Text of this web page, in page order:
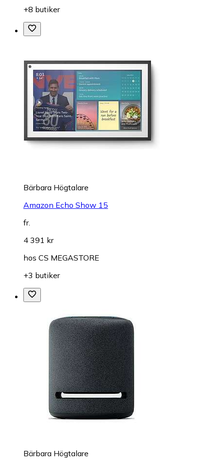
+8 butiker
Bärbara Högtalare
Amazon Echo Show 15
fr.
4 391 kr
hos CS MEGASTORE
+3 butiker
Bärbara Högtalare